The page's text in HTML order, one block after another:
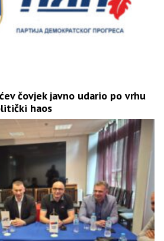
čovjek javno udario po vrhu
haos